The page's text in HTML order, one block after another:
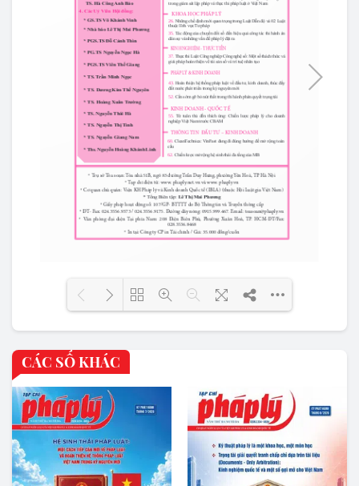
CÁC SỐ KHÁC